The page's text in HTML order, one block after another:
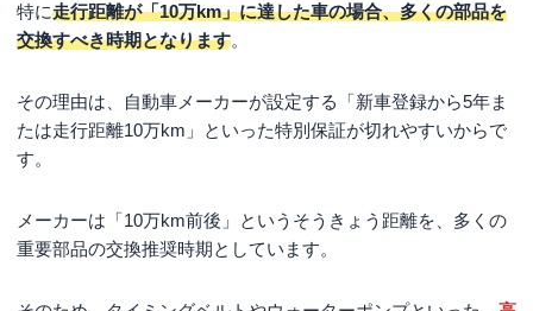
特に走行距離が「10万km」に達した車の場合、多くの部品を
交換すべき時期となります。
その理由は、自動車メーカーが設定する「新車登録から5年ま
たは走行距離10万km」といった特別保証が切れやすいからで
す。
メーカーは「10万km前後」というそうきょう距離を、多くの
重要部品の交換推奨時期としています。